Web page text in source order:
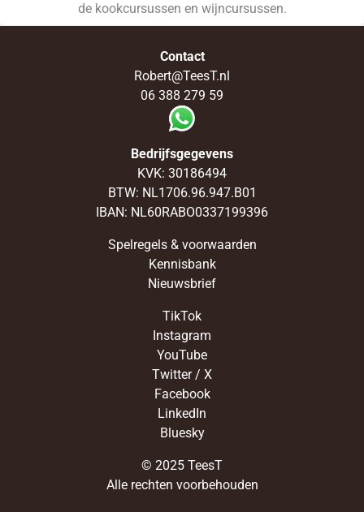
de kookcursussen en wijncursussen.
Contact
Robert@TeesT.nl
06 388 279 59
Bedrijfsgegevens
KVK: 30186494
BTW: NL1706.96.947.B01
IBAN: NL60RABO0337199396
Spelregels & voorwaarden
Kennisbank
Nieuwsbrief
TikTok
Instagram
YouTube
Twitter / X
Facebook
LinkedIn
Bluesky
© 2025 TeesT
Alle rechten voorbehouden